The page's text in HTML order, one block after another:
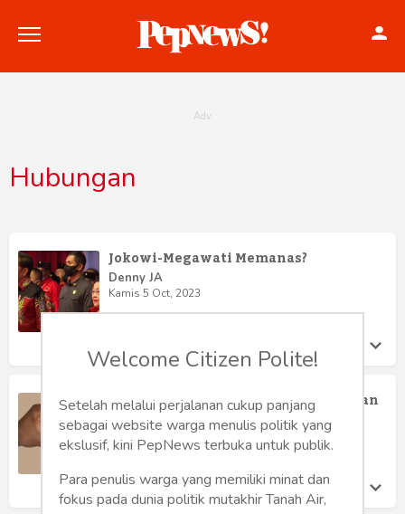
Hankam
Internasional
Humaniora
Sketsa
Tekno
Hubungan
Jokowi-Megawati Memanas?
Denny JA
Kamis 5 Oct, 2023
Welas Asih dan Membangun Kekuatan
Batin
Suko Waspodo
Minggu 19 Feb, 2023
Welcome Citizen Polite!
Setelah melalui perjalanan cukup panjang
sebagai website warga menulis politik yang
ekslusif, kini PepNews terbuka untuk publik.
Para penulis warga yang memiliki minat dan
fokus pada dunia politik mutakhir Tanah Air,